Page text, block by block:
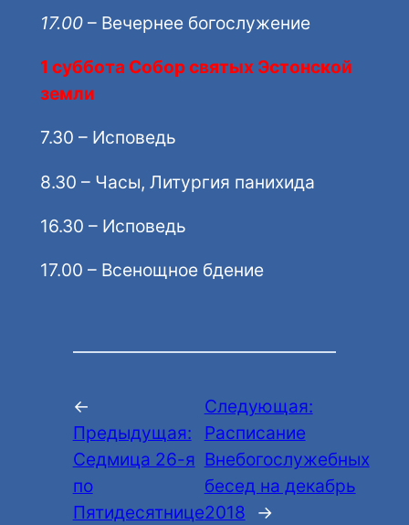
17.00– Вечернее богослужение
1 суббота Собор святых Эстонской
земли
7.30 – Исповедь
8.30 – Часы, Литургия панихида
16.30 – Исповедь
17.00 – Всенощное бдение
←
Предыдущая:
Седмица 26-я
по
Пятидесятнице
Следующая:
Расписание
Внебогослужебных
бесед на декабрь
2018
→